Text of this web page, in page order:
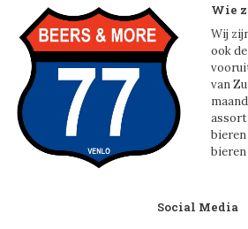
Wie
Wij
ook
van
bieren
bieren
Social Media